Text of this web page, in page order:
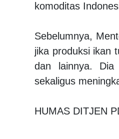
komoditas
Sebelumnya,
jika produksi ikan
dan lainnya. Dia
sekaligus
HUMAS DITJEN